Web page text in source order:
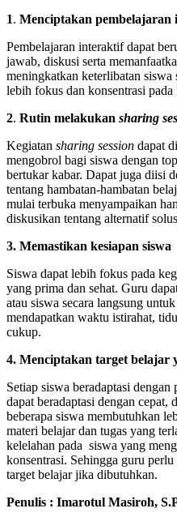
1. Menciptakan
Pembelajaran interaktif dapat
jawab, diskusi serta
meningkatkan keterlibatan siswa
lebih fokus dan konsentrasi pada
2. Rutin melakukan sharing
Kegiatan sharing session dapat
mengobrol bagi siswa dengan
bertukar kabar. Dapat juga diisi
tentang hambatan-hambatan
mulai terbuka menyampaikan
diskusikan tentang alternatif
3. Memastikan kesiapan siswa
Siswa dapat lebih fokus pada
yang prima dan sehat. Guru
atau siswa secara langsung
mendapatkan waktu istirahat,
cukup.
4. Menciptakan target belajar
Setiap siswa beradaptasi
dapat beradaptasi dengan
beberapa siswa membutuhkan
materi belajar dan tugas yang
kelelahan pada siswa yang
konsentrasi. Sehingga guru
target belajar jika dibutuhkan.
Penulis : Imarotul Masiroh,